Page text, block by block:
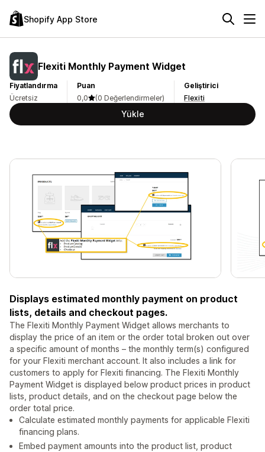
Shopify App Store
Flexiti Monthly Payment Widget
Fiyatlandırma
Ücretsiz
Puan
0,0
(0 Değerlendirmeler)
Geliştirici
Flexiti
Yükle
Displays estimated monthly payment on product
lists, details and checkout pages.
The Flexiti Monthly Payment Widget allows merchants to
display the price of an item or the order total broken out over
a specific amount of months – the monthly term(s) configured
for your Flexiti merchant account. It also includes a link for
customers to apply for Flexiti financing. The Flexiti Monthly
Payment Widget is displayed below product prices in product
lists, product details, and on the checkout page below the
order total price.
Calculate estimated monthly payments for applicable Flexiti
financing plans.
Embed payment amounts into the product list, product